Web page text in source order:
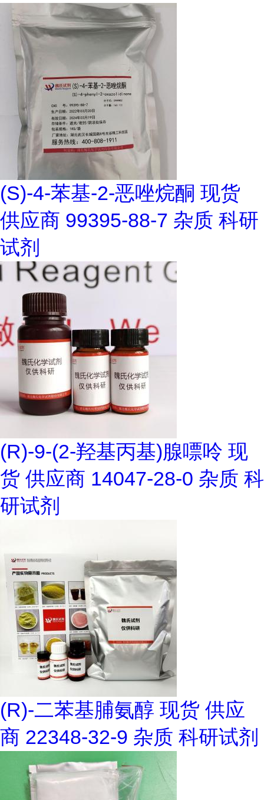
(S)-4-苯基-2-恶唑烷酮 现货
供应商 99395-88-7 杂质 科研
试剂
(R)-9-(2-羟基丙基)腺嘌呤 现
货 供应商 14047-28-0 杂质 科
研试剂
(R)-二苯基脯氨醇 现货 供应
商 22348-32-9 杂质 科研试剂